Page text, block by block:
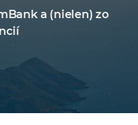
a (nielen) zo